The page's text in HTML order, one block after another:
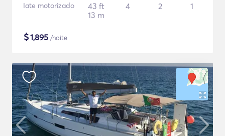
Iate motorizado
43 ft
13 m
4 2 1
$1,895 /noite